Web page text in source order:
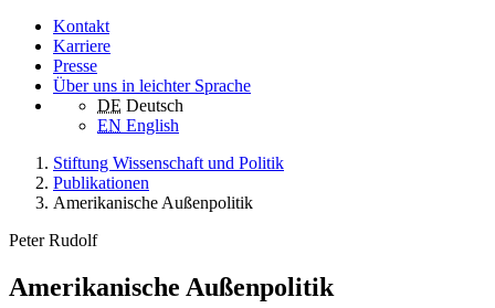
Kontakt
Karriere
Presse
Über uns in leichter Sprache
DE Deutsch
EN English
Stiftung Wissenschaft und Politik
Publikationen
Amerikanische Außenpolitik
Peter Rudolf
Amerikanische Außenpolitik